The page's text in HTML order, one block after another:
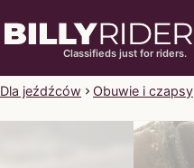
Classifieds just for riders.
Dla jeźdźców Obuwie i czapsy